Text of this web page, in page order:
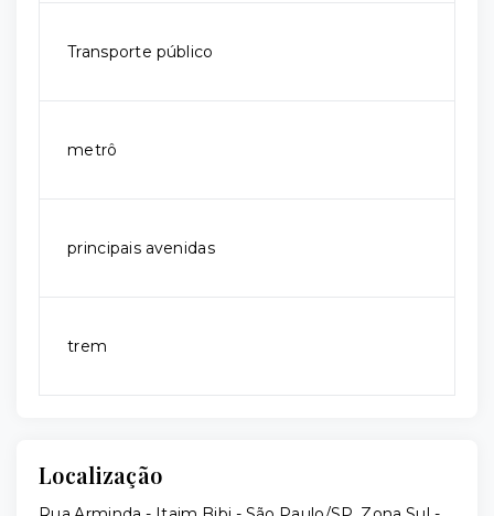
Transporte público
metrô
principais avenidas
trem
Localização